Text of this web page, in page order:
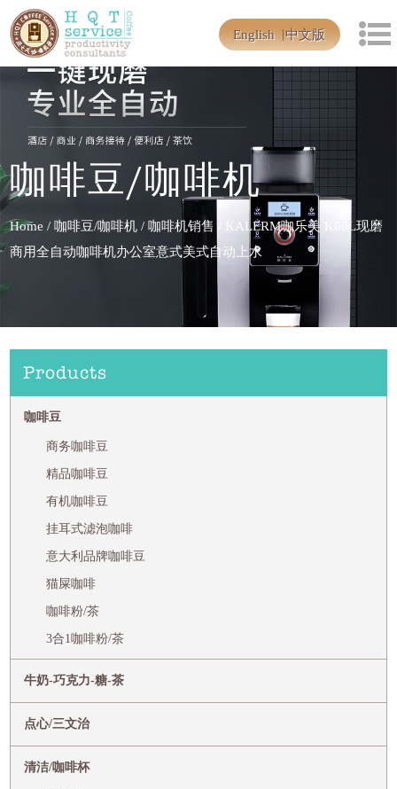
English 中文版
咖啡豆/咖啡机
Home / 咖啡豆/咖啡机 / 咖啡机销售 /
KALERM咖乐美 K60L现磨
商用全自动咖啡机办公室意式美式自动上水
Products
咖啡豆
商务咖啡豆
精品咖啡豆
有机咖啡豆
挂耳式滤泡咖啡
意大利品牌咖啡豆
猫屎咖啡
咖啡粉/茶
3合1咖啡粉/茶
牛奶-巧克力-糖-茶
点心/三文治
清洁/咖啡杯